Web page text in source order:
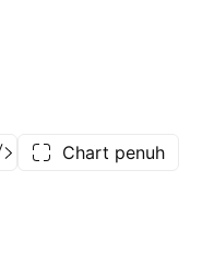
Chart penuh